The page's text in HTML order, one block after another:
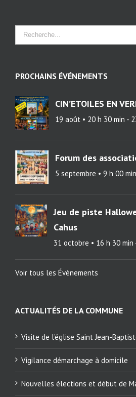
PROCHAINS ÉVÉNEMENTS
CIN’ETOILES EN
19 août • 20 h 30 min -
Forum des
5 septembre • 9 h 00 min
Jeu de piste
Cahus
31 octobre • 16 h 30 min
Voir tous les Évènements
ACTUALITÉS DE LA COMMUNE
Visite de l’église Saint Jean-
Vigilance démarchage à domicile
Nouvelles élections et début de